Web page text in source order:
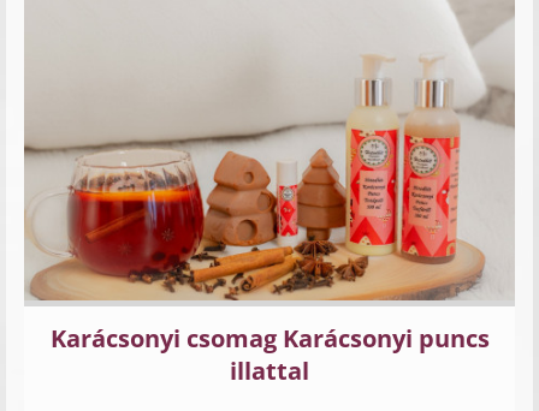
Karácsonyi csomag Karácsonyi puncs
illattal